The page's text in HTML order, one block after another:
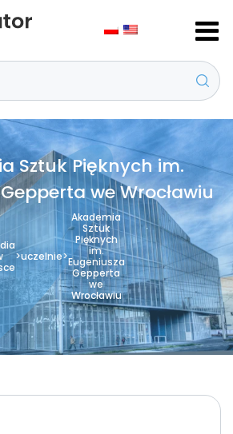
Sztuk Pięknych im.
we Wrocławiu
>uczelnie>
Akademia
Sztuk
Pięknych
im.
Eugeniusza
Gepperta
we
Wrocławiu